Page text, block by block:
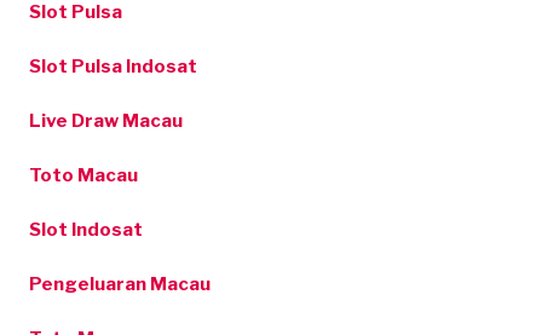
Slot Pulsa
Slot Pulsa Indosat
Live Draw Macau
Toto Macau
Slot Indosat
Pengeluaran Macau